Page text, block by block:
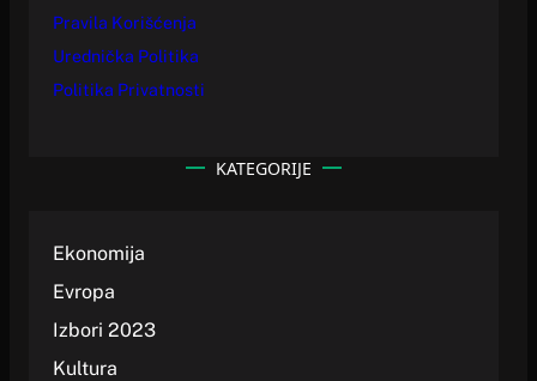
Pravila Korišćenja
Urednička Politika
Politika Privatnosti
KATEGORIJE
Ekonomija
Evropa
Izbori 2023
Kultura